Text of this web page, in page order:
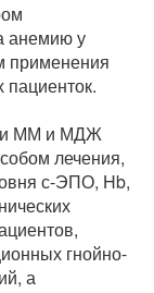
анемию у
применения
ММ и МДЖ
лечения,
с-ЭПО, Hb,
гнойно-
а